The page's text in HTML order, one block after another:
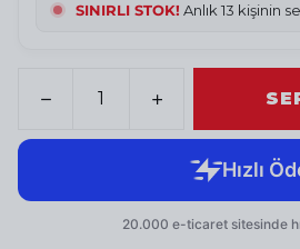
SINIRLI STOK! Anlık 13 kişinin